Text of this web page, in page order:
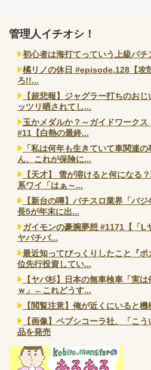
管理人イチオシ！
初心者は海打てっていう上級パチ
橘リノの休日 #episode.128【攻
ろ!!...
【超悲報】ジャグラー打ちのお
ッツリ晒されてし...
玉かメダルか？～ガイドワーク
#11【白熱の最終...
「私は何年も生きていて車関連
ん、これが保険に...
【天才】 雪が溶けると何になる
系ワイ「はぁ～...
【新台の噂】パチスロ業界「バ
長5が年末に出...
ガイモンの豪腕夢想 #1171【「L
ヤバチバ...
最近知ってびっくりしたこと『
位先行投資してい...
【ヤバ杉】日本の無車検車「実
ｗ」←これどうす...
【閲覧注意】俺が近くにいると
【画像】ペプシコーラ社、「こ
品を発売